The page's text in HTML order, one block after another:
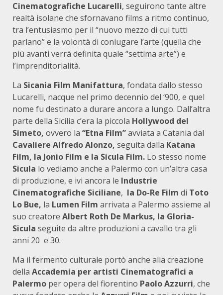
Cinematografiche Lucarelli, seguirono tante altre
realtà isolane che sfornavano films a ritmo continuo,
tra l’entusiasmo per il “nuovo mezzo di cui tutti
parlano” e la volontà di coniugare l’arte (quella che
più avanti verrà definita quale “settima arte”) e
l’imprenditorialità.
La Sicania Film Manifattura, fondata dallo stesso
Lucarelli, nacque nel primo decennio del ‘900, e quel
nome fu destinato a durare ancora a lungo. Dall’altra
parte della Sicilia c’era la piccola Hollywood del
Simeto, ovvero la “Etna Film”avviata a Catania dal
Cavaliere Alfredo Alonzo, seguita dalla Katana
Film, la Jonio Film e la Sicula Film. Lo stesso nome
Sicula lo vediamo anche a Palermo con un’altra casa
di produzione, e ivi ancora le Industrie
Cinematografiche Siciliane, la Do-Re Film di Toto
Lo Bue, la Lumen Film arrivata a Palermo assieme al
suo creatore Albert Roth De Markus, la Gloria-
Sicula seguite da altre produzioni a cavallo tra gli
anni 20 e 30.
Ma il fermento culturale portò anche alla creazione
della Accademia per artisti Cinematografici a
Palermo per opera del fiorentino Paolo Azzurri, che